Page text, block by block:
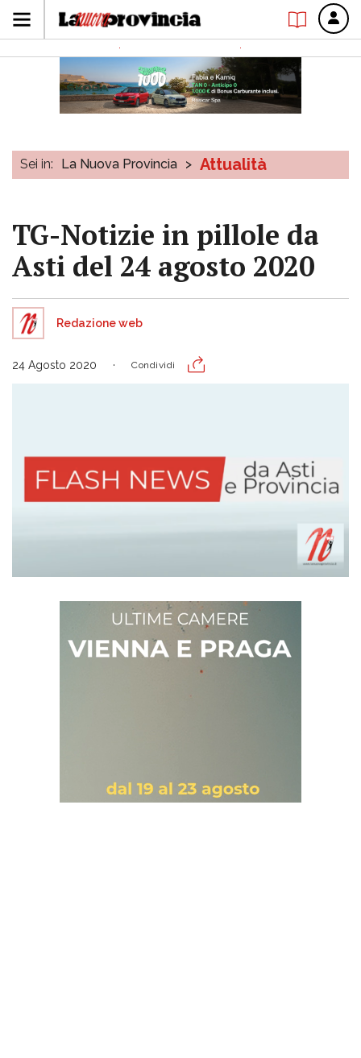
Sei in: La Nuova Provincia > Attualità
TG-Notizie in pillole da
Asti del 24 agosto 2020
Redazione web
24 Agosto 2020 Condividi